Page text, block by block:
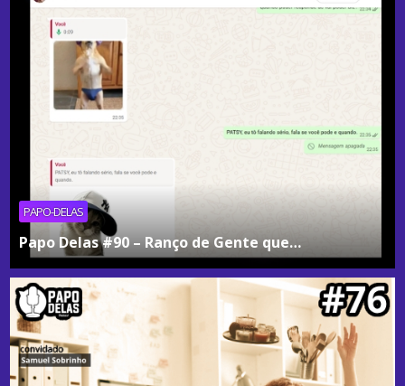
PAPO-DELAS
Papo Delas #90 – Ranço de Gente que…